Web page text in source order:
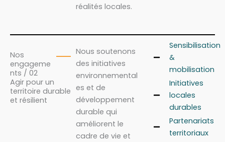
réalités locales.
Nos
engageme
nts / 02
Agir pour un
territoire durable
et résilient
Nous soutenons
des initiatives
environnemental
es et de
développement
durable qui
améliorent le
cadre de vie et
Sensibilisation
&
mobilisation
Initiatives
locales
durables
Partenariats
territoriaux